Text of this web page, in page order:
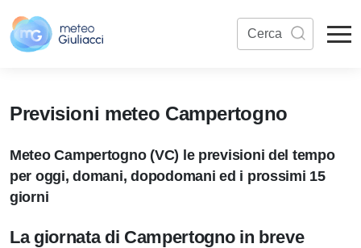
Previsioni meteo Campertogno
Meteo Campertogno (VC) le previsioni del tempo
per oggi, domani, dopodomani ed i prossimi 15
giorni
La giornata di Campertogno in breve